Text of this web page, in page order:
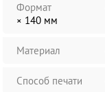
Формат
× 140 мм
Материал
Способ печати